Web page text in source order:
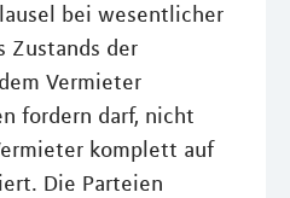
bei wesentlicher
Zustands der
Vermieter
fordern darf, nicht
komplett auf
Die Parteien